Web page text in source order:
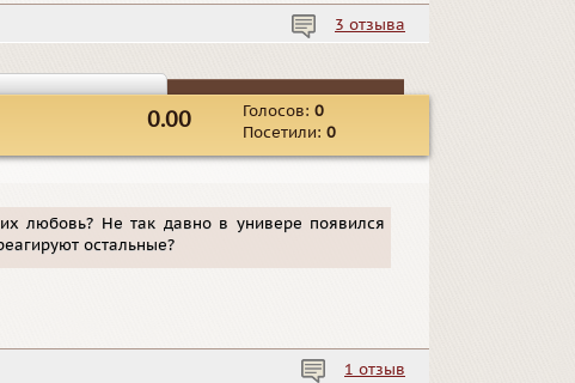
3 отзыва
Голосов: 0
Посетили: 0
0.00
любовь? Не так давно в универе появился
остальные?
1 отзыв